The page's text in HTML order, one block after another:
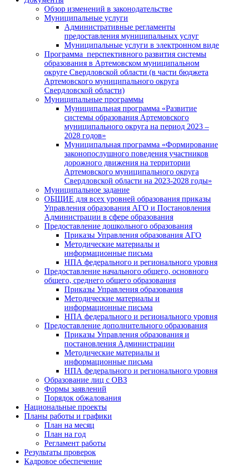
Обзор изменений в законодательстве
Муниципальные услуги
Административные регламенты
предоставления муниципальных услуг
Муниципальные услуги в электронном виде
Программа перспективного развития системы
образования в Артемовском муниципальном
округе Свердловской области (в части бюджета
Артемовского муниципального округа
Свердловской области)
Муниципальные программы
Муниципальная программа «Развитие
системы образования Артемовского
муниципального округа на период 2023 –
2028 годов»
Муниципальная программа «Формирование
законопослушного поведения участников
дорожного движения на территории
Артемовского муниципального округа
Свердловской области на 2023-2028 годы»
Муниципальное задание
ОБЩИЕ для всех уровней образования приказы
Управления образования АГО и Постановления
Администрации в сфере образования
Предоставление дошкольного образования
Приказы Управления образования АГО
Методические материалы и
информационные письма
НПА федерального и регионального уровня
Предоставление начального общего, основного
общего, среднего общего образования
Приказы Управления образования
Методические материалы и
информационные письма
НПА федерального и регионального уровня
Предоставление дополнительного образования
Приказы Управления образования и
постановления Администрации
Методические материалы и
информационные письма
НПА федерального и регионального уровня
Образование лиц с ОВЗ
Формы заявлений
Порядок обжалования
Национальные проекты
Планы работы и графики
План на месяц
План на год
Регламент работы
Результаты проверок
Кадровое обеспечение